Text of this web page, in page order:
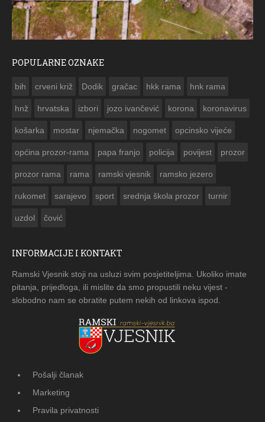
POPULARNE OZNAKE
bih crveni križ Dodik gračac hkk rama hnk rama
hnž hrvatska izbori jozo ivančević korona koronavirus
košarka mostar njemačka nogomet opcinsko vijeće
općina prozor-rama papa franjo policija povijest prozor
prozor rama rama ramski vjesnik ramsko jezero
rukomet sarajevo sport srednja škola prozor turnir
uzdol čović
INFORMACIJE I KONTAKT
Ramski Vjesnik stoji na usluzi svim posjetiteljima. Ukoliko imate
pitanja, prijedloga, ili mislite da smo propustili neku vijest -
slobodno nam se obratite putem nekih od linkova ispod.
Pošalji članak
Marketing
Pravila privatnosti